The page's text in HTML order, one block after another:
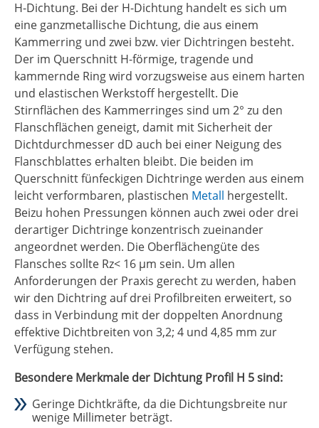
H-Dichtung. Bei der H-Dichtung handelt es sich um
eine ganzmetallische Dichtung, die aus einem
Kammerring und zwei bzw. vier Dichtringen besteht.
Der im Querschnitt H-förmige, tragende und
kammernde Ring wird vorzugsweise aus einem harten
und elastischen Werkstoff hergestellt. Die
Stirnflächen des Kammerringes sind um 2° zu den
Flanschflächen geneigt, damit mit Sicherheit der
Dichtdurchmesser dD auch bei einer Neigung des
Flanschblattes erhalten bleibt. Die beiden im
Querschnitt fünfeckigen Dichtringe werden aus einem
leicht verformbaren, plastischen Metall hergestellt.
Beizu hohen Pressungen können auch zwei oder drei
derartiger Dichtringe konzentrisch zueinander
angeordnet werden. Die Oberflächengüte des
Flansches sollte Rz< 16 µm sein. Um allen
Anforderungen der Praxis gerecht zu werden, haben
wir den Dichtring auf drei Profilbreiten erweitert, so
dass in Verbindung mit der doppelten Anordnung
effektive Dichtbreiten von 3,2; 4 und 4,85 mm zur
Verfügung stehen.
Besondere Merkmale der Dichtung Profil H 5 sind:
Geringe Dichtkräfte, da die Dichtungsbreite nur
wenige Millimeter beträgt.